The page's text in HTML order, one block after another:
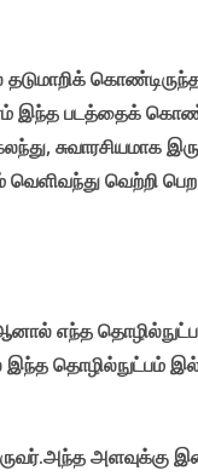
தடுமாறிக்
இந்த படத்தைக்
சுவாரசியமாக
வெளிவந்து வெற்றி
எந்த
தொழில்நுட்பம்
அளவுக்கு